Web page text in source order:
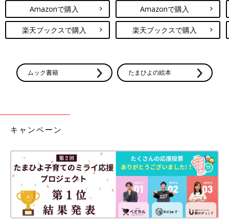
Amazonで購入
楽天ブックスで購入
Amazonで購入
楽天ブックスで購入
ムック書籍 たまひよの絵本
キャンペーン